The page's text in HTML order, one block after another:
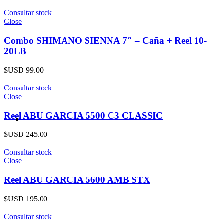
Consultar stock
Close
Combo SHIMANO SIENNA 7″ – Caña + Reel 10-
20LB
$USD 99.00
Consultar stock
Close
Reel ABU GARCIA 5500 C3 CLASSIC
$USD 245.00
Consultar stock
Close
Reel ABU GARCIA 5600 AMB STX
$USD 195.00
Consultar stock